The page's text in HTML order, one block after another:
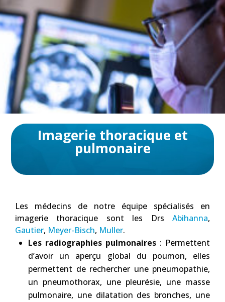
Imagerie thoracique et
pulmonaire
Les médecins de notre équipe spécialisés en
imagerie thoracique sont les Drs Abihanna,
Gautier, Meyer-Bisch, Muller.
Les radiographies pulmonaires : Permettent
d’avoir un aperçu global du poumon, elles
permettent de rechercher une pneumopathie,
un pneumothorax, une pleurésie, une masse
pulmonaire, une dilatation des bronches, une